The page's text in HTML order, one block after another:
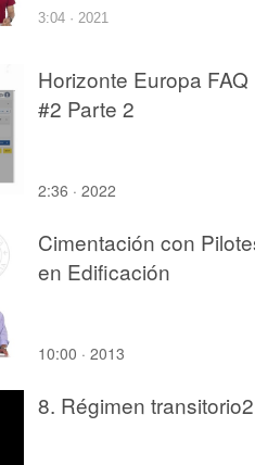
3:04 · 2021
Horizonte Europa FAQ
#2 Parte 2
2:36 · 2022
Cimentación con
en Edificación
10:00 · 2013
8. Régimen transitorio2